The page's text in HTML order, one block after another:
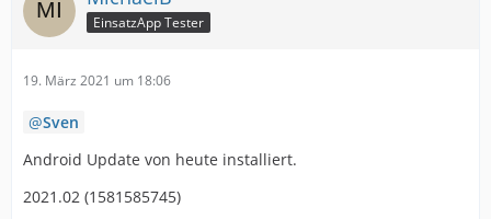
EinsatzApp Tester
19. März 2021 um 18:06
Sven
Android Update von heute installiert.
2021.02 (1581585745)